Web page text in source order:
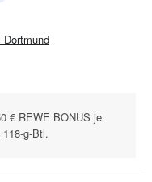
Dortmund
€ REWE BONUS je
g-Btl.